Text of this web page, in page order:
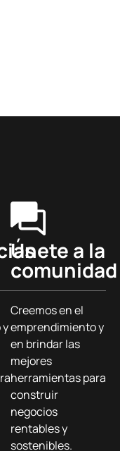
y
Únete a la
comunidad
Creemos en el
emprendimiento y
en brindar las
mejores
herramientas para
construir
negocios
rentables y
sostenibles.